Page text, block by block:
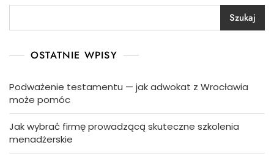
Szukaj
OSTATNIE WPISY
Podważenie testamentu — jak adwokat z Wrocławia
może pomóc
Jak wybrać firmę prowadzącą skuteczne szkolenia
menadżerskie